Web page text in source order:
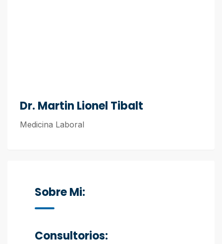
Dr. Martin Lionel Tibalt
Medicina Laboral
Sobre Mi:
Consultorios: